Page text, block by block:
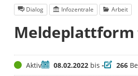
Dialog Infozentrale Arbeit
Meldeplattform
StatusAktivZeitraum
08.02.2022 bis-Beiträge
266